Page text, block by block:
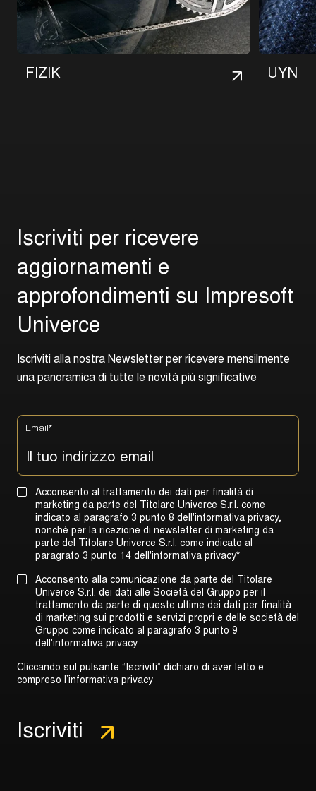
F Z K UY N
Iscriviti per ricevere
aggiornamenti e
approfondimenti su Impresoft
Univerce
scriviti a a nostra News etter per ricevere mensimente
una panoramica di tutte e novità più significative
Email*
Acconsento al trattamento dei dati per finalità di
marketing da parte del Titolare Univerce S.r.l. come
indicato al paragrafo 3 punto 8 dell'informativa privacy,
nonché per la ricezione di newsletter di marketing da
parte del Titolare Univerce S.r.l. come indicato al
paragrafo 3 punto 14 dell'informativa privacy*
Acconsento alla comunicazione da parte del Titolare
Univerce S.r.l. dei dati alle Società del Gruppo per il
trattamento da parte di queste ultime dei dati per finalità
di marketing sui prodotti e servizi propri e delle società del
Gruppo come indicato al paragrafo 3 punto 9
dell'informativa privacy
Cliccando sul pulsante “Iscriviti” dichiaro di aver letto e
compreso l’informativa privacy